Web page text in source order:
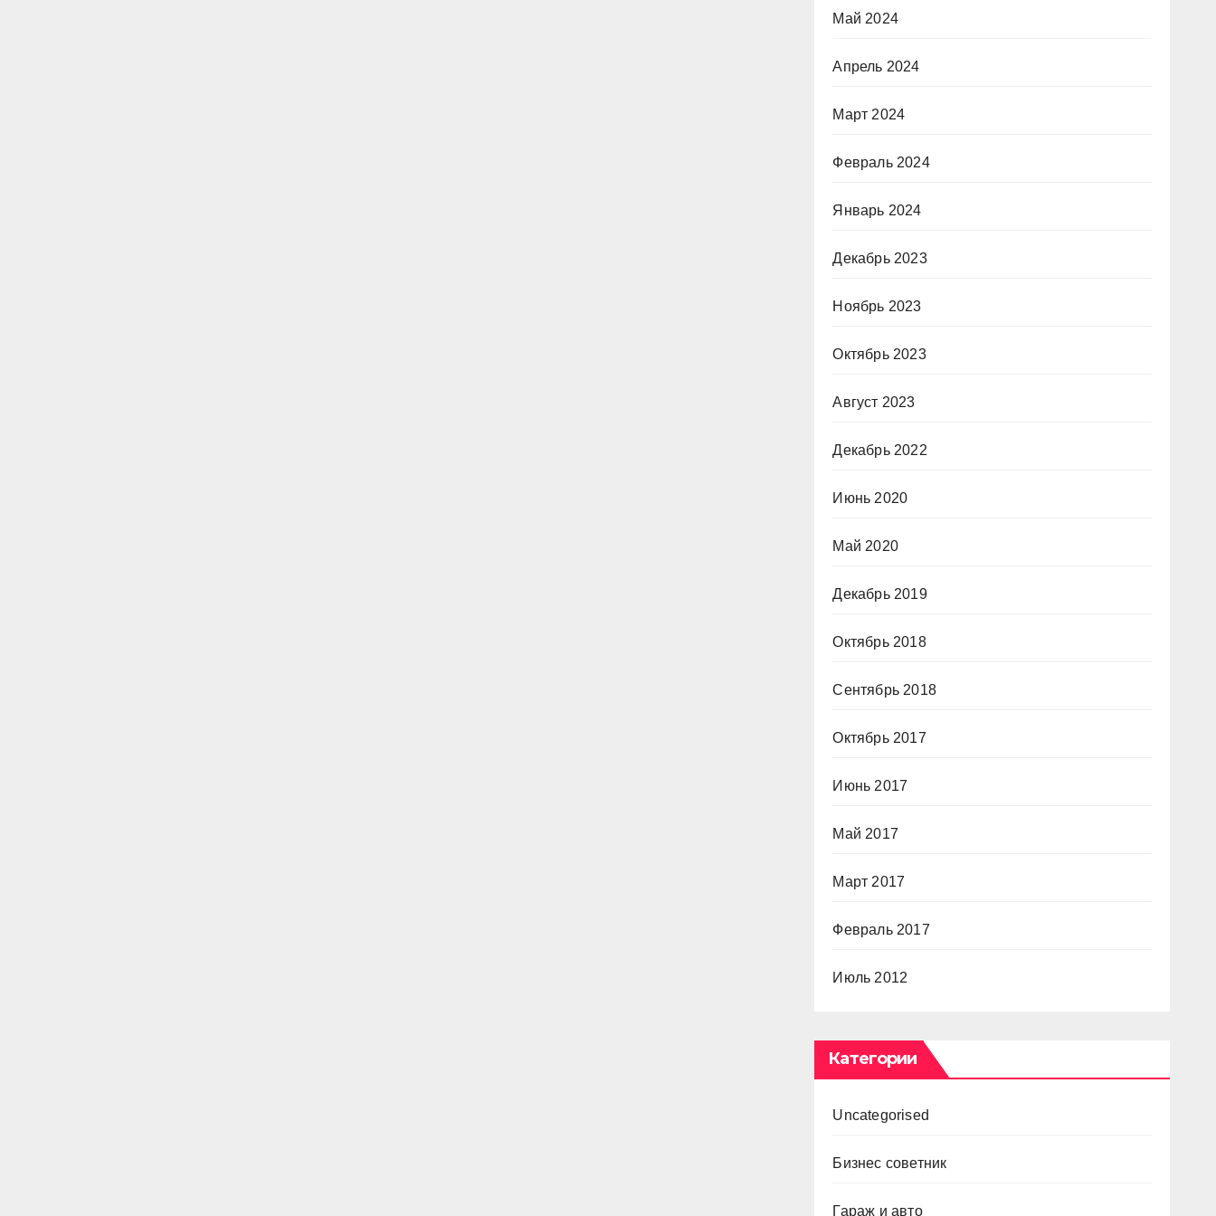
Май 2024
Апрель 2024
Март 2024
Февраль 2024
Январь 2024
Декабрь 2023
Ноябрь 2023
Октябрь 2023
Август 2023
Декабрь 2022
Июнь 2020
Май 2020
Декабрь 2019
Октябрь 2018
Сентябрь 2018
Октябрь 2017
Июнь 2017
Май 2017
Март 2017
Февраль 2017
Июль 2012
Категории
Uncategorised
Бизнес советник
Гараж и авто